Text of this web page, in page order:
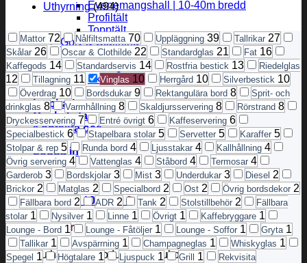
Evenemangshall | 10-40m bredd
Profiltält
Topptält
Golv & Ställning
Läktare
Eventgolv
Skyltställ
Torn
Inspiration
Önskelista
Kontakta oss
Logga in
Varukorg /0,00kr 0
Varukorg
Du har inga produkter i varukorgen.
Uthyrning (494)
Mattor 72 Nålfiltsmatta 70 Uppläggning 39 Tallrikar 27
Skålar 26 Oscar & Clothilde 22 Standardglas 21 Fat 16
Kaffegods 14 Standardservis 14 Rostfria bestick 13 Riedelglas
12 Tillagning 11 Vinglas 10 Herrgård 10 Silverbestick 10
Överdrag 10 Bordsdukar 9 Rektangulära bord 8
Sprit- och
drinkglas 8 Varmhållning 8 Skaldjursservering 8 Rörstrand 8
Dryckesservering 7 Entré övrigt 6 Kaffeservering 6
Specialbestick 6 Stapelbara stolar 5 Servetter 5 Karaffer 5
Stolpar & rep 5 Runda bord 4 Ljusstakar 4 Kallhållning 4
Övrig servering 4 Vattenglas 4 Ståbord 4 Termosar 4
Garderob 3 Bordskjolar 3 Mist 3 Underdukar 3 Diesel 2
Brickor 2 Matglas 2 Specialbord 2 Ost 2 Övrig bordsdekor 2
Fällbara bord 2 ADR 2 Tank 2 Stolstillbehör 2
Fällbara
stolar 1 Nysilver 1 Linne 1 Övrigt 1 Kaffebryggare 1
Lounge - Bord 1 Lounge - Fåtöljer 1 Lounge - Soffor 1 Gryta 1
Tallikar 1 Avspärrning 1 Champagneglas 1 Whiskyglas 1
Spegel 1 Högtalare 1 Ljuspuck 1 Grill 1 Rekvisita